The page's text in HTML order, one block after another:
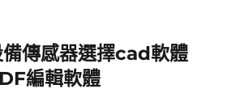
傳感器選擇cad軟體
編輯軟體